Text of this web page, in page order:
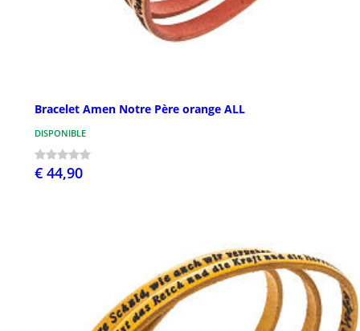
Bracelet Amen Notre Père orange ALL
DISPONIBLE
€ 44,90